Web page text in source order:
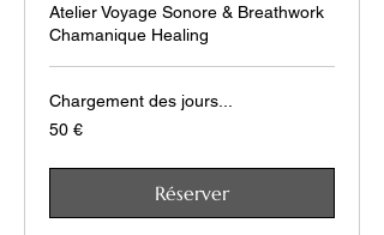
Atelier Voyage Sonore & Breathwork
Chamanique Healing
Chargement des jours...
50
euros
50 €
Réserver